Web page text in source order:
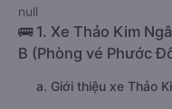
null
🚌 1. Xe Thảo Kim
B (Phòng vé Phước
a. Giới thiệu xe Thảo